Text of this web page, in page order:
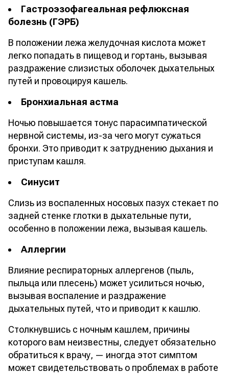
Гастроэзофагеальная рефлюксная
болезнь (ГЭРБ)
В положении лежа желудочная кислота может
легко попадать в пищевод и гортань, вызывая
раздражение слизистых оболочек дыхательных
путей и провоцируя кашель.
Бронхиальная астма
Ночью повышается тонус парасимпатической
нервной системы, из-за чего могут сужаться
бронхи. Это приводит к затруднению дыхания и
приступам кашля.
Синусит
Слизь из воспаленных носовых пазух стекает по
задней стенке глотки в дыхательные пути,
особенно в положении лежа, вызывая кашель.
Аллергии
Влияние респираторных аллергенов (пыль,
пыльца или плесень) может усилиться ночью,
вызывая воспаление и раздражение
дыхательных путей, что и приводит к кашлю.
Столкнувшись с ночным кашлем, причины
которого вам неизвестны, следует обязательно
обратиться к врачу, — иногда этот симптом
может свидетельствовать о проблемах в работе